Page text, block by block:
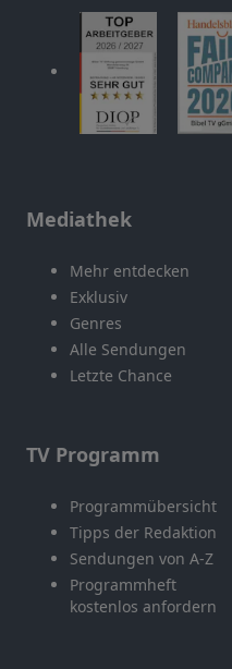
Mediathek
Mehr entdecken
Exklusiv
Genres
Alle Sendungen
Letzte Chance
TV Programm
Programmübersicht
Tipps der Redaktion
Sendungen von A-Z
Programmheft
kostenlos anfordern